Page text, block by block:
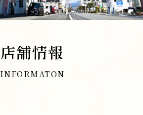
店舗情報
INFORMATON